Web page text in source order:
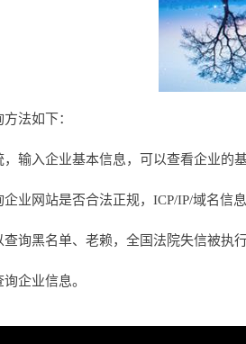
法如下：
，输入企业基本信息，可以查看企业的
业网站是否合法正规，ICP/IP/域名信
询黑名单、老赖，全国法院失信被执
企业信息。